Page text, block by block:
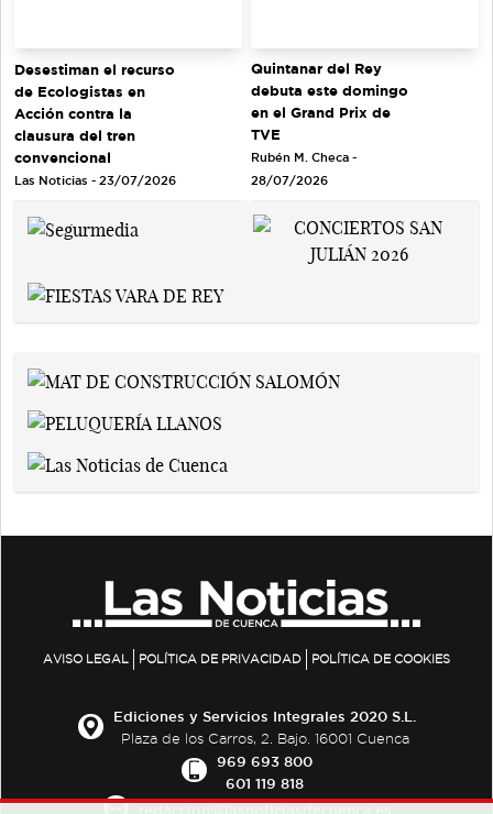
Desestiman el recurso
de Ecologistas en
Acción contra la
clausura del tren
convencional
Las Noticias - 23/07/2026
Quintanar del Rey
debuta este domingo
en el Grand Prix de
TVE
Rubén M. Checa -
28/07/2026
AVISO LEGAL POLÍTICA DE PRIVACIDAD POLÍTICA DE COOKIES
Ediciones y Servicios Integrales 2020 S.L.
Plaza de los Carros, 2. Bajo. 16001 Cuenca
969 693 800
601 119 818